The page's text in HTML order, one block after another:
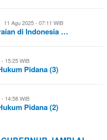
11 Agu 2025 - 07:11 WIB
di Indonesia …
15:25 WIB
Pidana (3)
14:58 WIB
Pidana (2)